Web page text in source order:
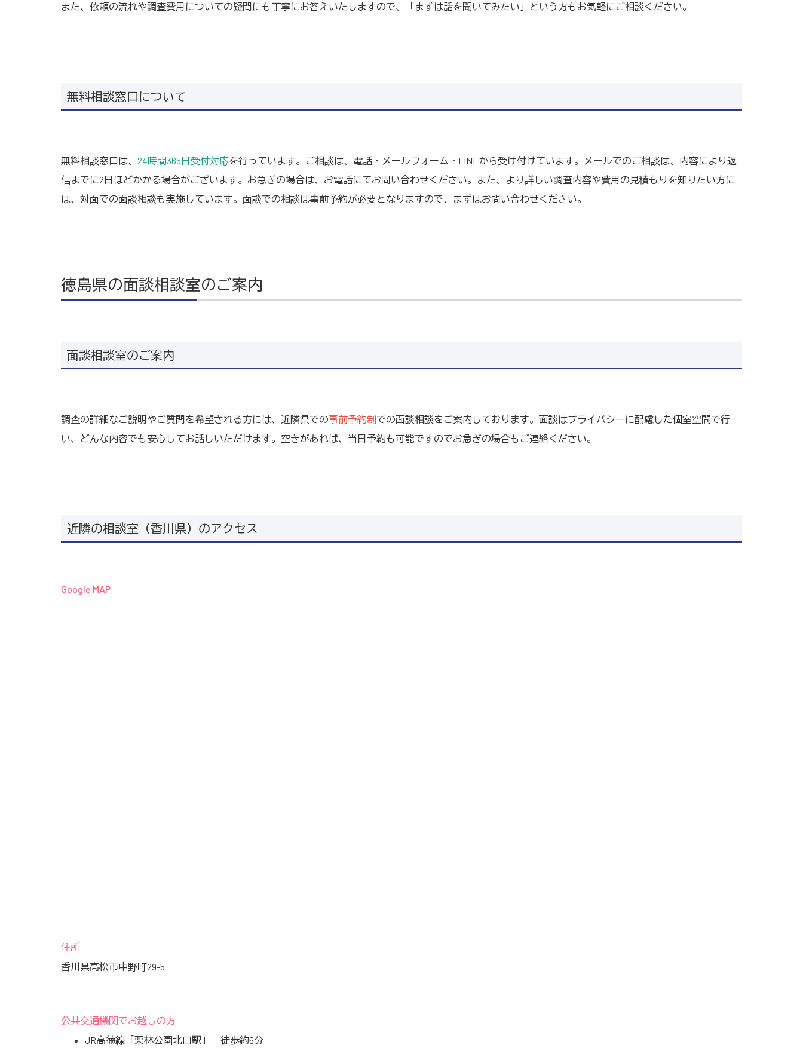
また、依頼の流れや調査費用についての疑問にも丁寧にお答えいたしますので、「まずは話を聞いてみたい」という方もお気軽にご相談ください。
無料相談窓口について
無料相談窓口は、 24時間365日受付対応を行っています。ご相談は、電話・メールフォーム・LINEから受け付けています。メールでのご相談は、内容により返
信までに2日ほどかかる場合がございます。お急ぎの場合は、お電話にてお問い合わせください。また、より詳しい調査内容や費用の見積もりを知りたい方に
は、対面での面談相談も実施しています。面談での相談は事前予約が必要となりますので、まずはお問い合わせください。
徳島県の面談相談室のご案内
面談相談室のご案内
調査の詳細なご説明やご質問を希望される方には、近隣県での事前予約制での面談相談をご案内しております。面談はプライバシーに配慮した個室空間で行
い、どんな内容でも安心してお話しいただけます。空きがあれば、当日予約も可能ですのでお急ぎの場合もご連絡ください。
近隣の相談室（香川県）のアクセス
Google MAP
住所
香川県高松市中野町29-5
公共交通機関でお越しの方
JR高徳線「栗林公園北口駅」 徒歩約6分